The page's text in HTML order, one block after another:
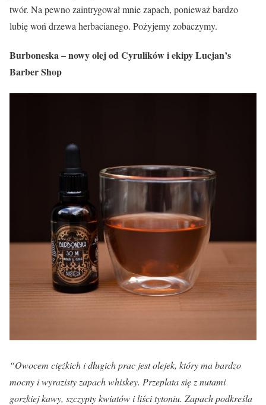
twór. Na pewno zaintrygował mnie zapach, ponieważ bardzo
lubię woń drzewa herbacianego. Pożyjemy zobaczymy.
Burboneska – nowy olej od Cyrulików i ekipy Lucjan’s
Barber Shop
“Owocem ciężkich i długich prac jest olejek, który ma bardzo
mocny i wyrazisty zapach whiskey. Przeplata się z nutami
gorzkiej kawy, szczypty kwiatów i liści tytoniu. Zapach podkreśla